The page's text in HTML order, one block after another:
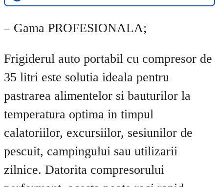
– Gama PROFESIONALA;
Frigiderul auto portabil cu compresor de
35 litri este solutia ideala pentru
pastrarea alimentelor si bauturilor la
temperatura optima in timpul
calatoriilor, excursiilor, sesiunilor de
pescuit, campingului sau utilizarii
zilnice. Datorita compresorului